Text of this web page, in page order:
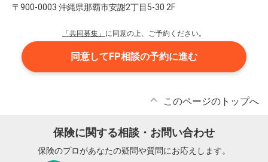
〒900-0003 沖縄県那覇市安謝2丁目5-30 2F
「共同募集」 に同意の上、ご予約ください。
同意してFP相談の予約に進む
このページのトップへ
保険に関する相談・お問い合わせ
保険のプロがあなたの疑問や質問にお応えします。